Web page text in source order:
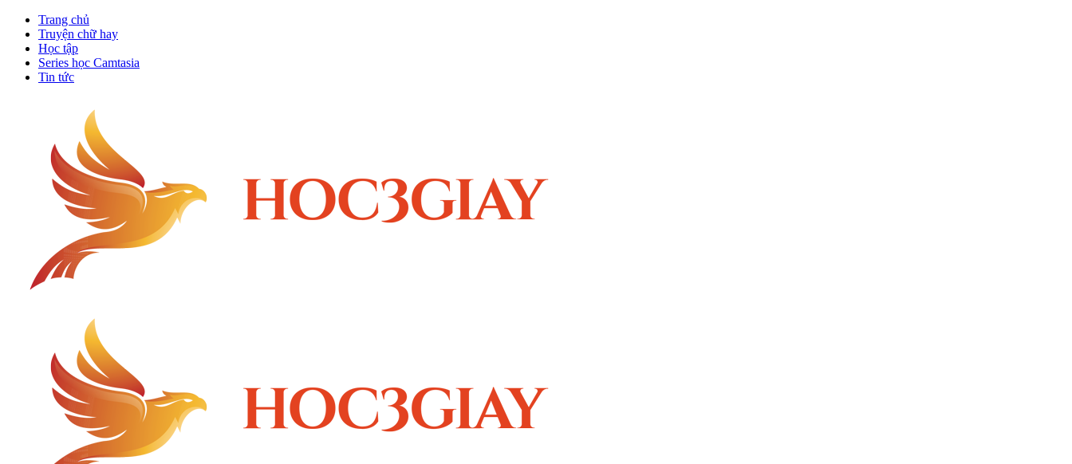
Trang chủ
Truyện chữ hay
Học tập
Series học Camtasia
Tin tức